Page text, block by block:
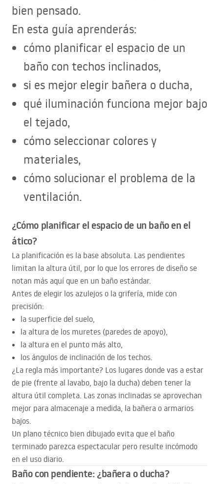
bien pensado.
En esta guía aprenderás:
cómo planificar el espacio de un
baño con techos inclinados,
si es mejor elegir bañera o ducha,
qué iluminación funciona mejor bajo
el tejado,
cómo seleccionar colores y
materiales,
cómo solucionar el problema de la
ventilación.
¿Cómo planificar el espacio de un baño en el
ático?
La planificación es la base absoluta. Las pendientes
limitan la altura útil, por lo que los errores de diseño se
notan más aquí que en un baño estándar.
Antes de elegir los azulejos o la grifería, mide con
precisión:
la superficie del suelo,
la altura de los muretes (paredes de apoyo),
la altura en el punto más alto,
los ángulos de inclinación de los techos.
¿La regla más importante? Los lugares donde vas a estar
de pie (frente al lavabo, bajo la ducha) deben tener la
altura útil completa. Las zonas inclinadas se aprovechan
mejor para almacenaje a medida, la bañera o armarios
bajos.
Un plano técnico bien dibujado evita que el baño
terminado parezca espectacular pero resulte incómodo
en el uso diario.
Baño con pendiente: ¿bañera o ducha?